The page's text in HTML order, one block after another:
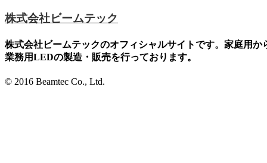
株式会社ビームテック
株式会社ビームテックのオフィシャルサイトです。家庭用か
業務用LEDの製造・販売を行っております。
© 2016 Beamtec Co., Ltd.